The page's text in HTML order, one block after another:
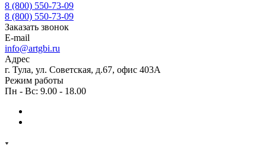
8 (800) 550-73-09
8 (800) 550-73-09
Заказать звонок
E-mail
info@artgbi.ru
Адрес
г. Тула, ул. Советская, д.67, офис 403А
Режим работы
Пн - Вс: 9.00 - 18.00